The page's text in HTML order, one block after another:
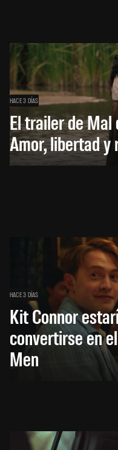
HACE 3 DÍAS
El trailer de Mal
Amor, libertad y
HACE 3 DÍAS
Kit Connor
convertirse en
Men